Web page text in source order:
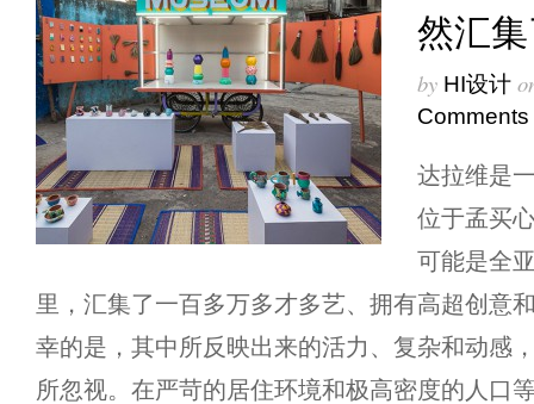
然汇
by HI设计
Comments
达拉维是
位于孟买
可能是全
里，汇集了一百多万多才多艺、拥有高超创意
幸的是，其中所反映出来的活力、复杂和动感
所忽视。在严苛的居住环境和极高密度的人口